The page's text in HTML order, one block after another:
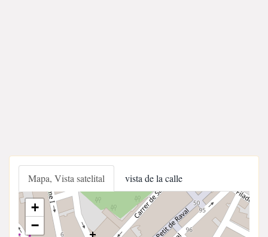
Mapa, Vista satelital vista de la calle
+
−